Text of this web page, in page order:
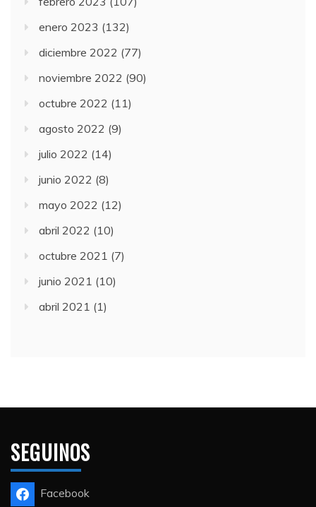
enero 2023 (132)
diciembre 2022 (77)
noviembre 2022 (90)
octubre 2022 (11)
agosto 2022 (9)
julio 2022 (14)
junio 2022 (8)
mayo 2022 (12)
abril 2022 (10)
octubre 2021 (7)
junio 2021 (10)
abril 2021 (1)
SEGUINOS
Facebook